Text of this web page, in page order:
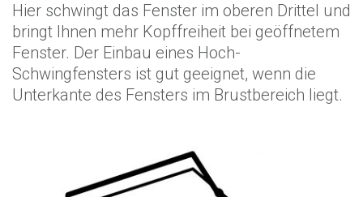
Hier schwingt das Fenster im oberen Drittel und
bringt Ihnen mehr Kopffreiheit bei geöffnetem
Fenster. Der Einbau eines Hoch-
Schwingfensters ist gut geeignet, wenn die
Unterkante des Fensters im Brustbereich liegt.